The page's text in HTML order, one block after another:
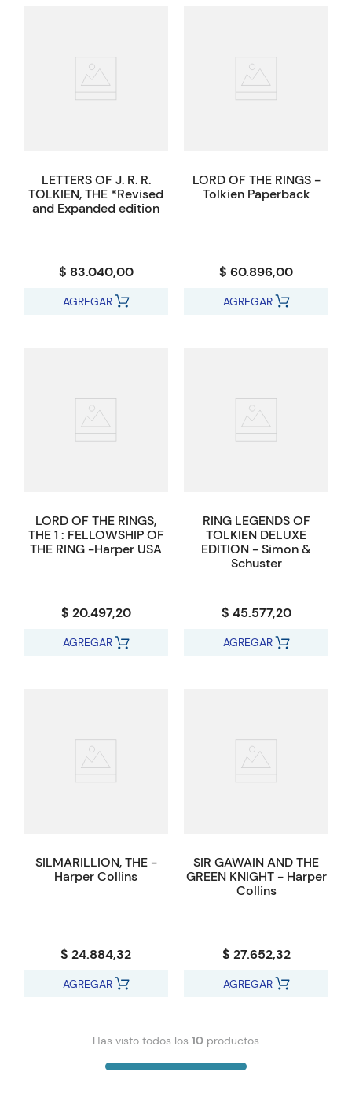
LETTERS OF J. R. R.
TOLKIEN, THE *Revised
and Expanded edition
$ 83.040,00
AGREGAR
LORD OF THE RINGS -
Tolkien Paperback
$ 60.896,00
AGREGAR
LORD OF THE RINGS,
THE 1 : FELLOWSHIP OF
THE RING -Harper USA
$ 20.497,20
AGREGAR
RING LEGENDS OF
TOLKIEN DELUXE
EDITION - Simon &
Schuster
$ 45.577,20
AGREGAR
SILMARILLION, THE -
Harper Collins
$ 24.884,32
AGREGAR
SIR GAWAIN AND THE
GREEN KNIGHT - Harper
Collins
$ 27.652,32
AGREGAR
Has visto todos los 10 productos